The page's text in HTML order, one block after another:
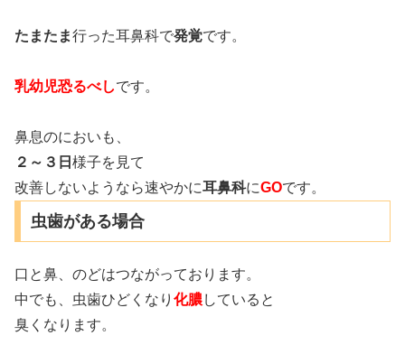
たまたま行った耳鼻科で発覚です。
乳幼児恐るべしです。
鼻息のにおいも、
２～３日 様子を見て
改善しないようなら速やかに耳鼻科にGOです。
虫歯がある場合
口と鼻、のどはつながっております。
中でも、虫歯ひどくなり 化膿していると
臭くなります。